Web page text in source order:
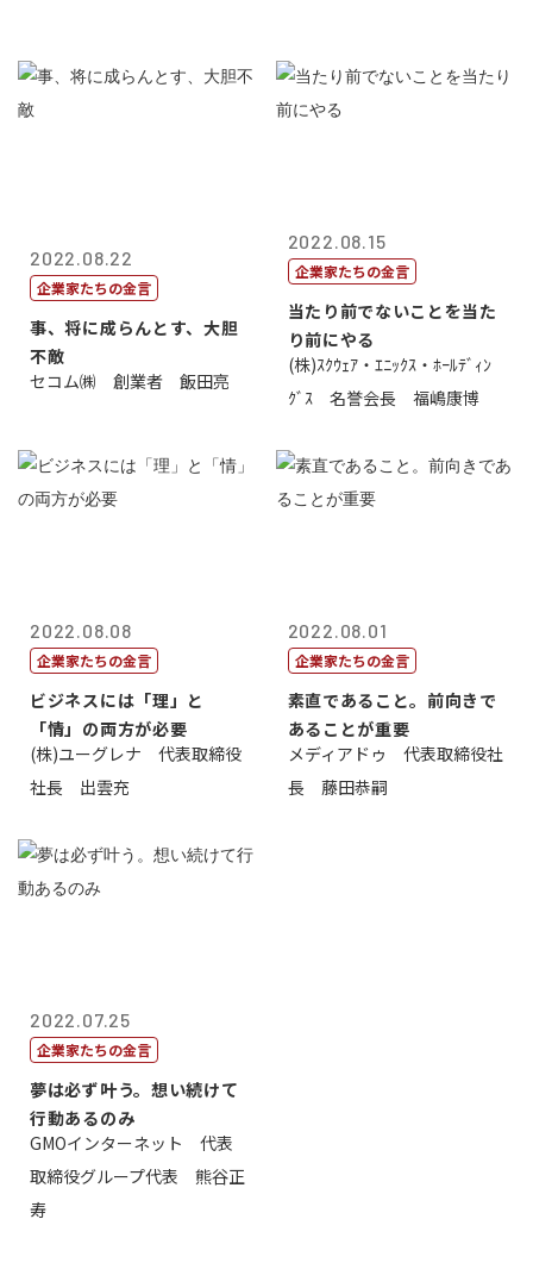
2022.08.22
企業家たちの金言
事、将に成らんとす、大胆
不敵
セコム㈱ 創業者 飯田亮
2022.08.15
企業家たちの金言
当たり前でないことを当た
り前にやる
(株)ｽｸｳｪｱ・ｴﾆｯｸｽ・ﾎｰﾙﾃﾞｨﾝ
ｸﾞｽ 名誉会長 福嶋康博
2022.08.08
企業家たちの金言
ビジネスには「理」と
「情」の両方が必要
(株)ユーグレナ 代表取締役
社長 出雲充
2022.08.01
企業家たちの金言
素直であること。前向きで
あることが重要
メディアドゥ 代表取締役社
長 藤田恭嗣
2022.07.25
企業家たちの金言
夢は必ず叶う。想い続けて
行動あるのみ
GMOインターネット 代表
取締役グループ代表 熊谷正
寿